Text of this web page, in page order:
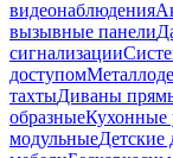
видеонаблюдения
вызывные панели
сигнализации
доступом
тахтыДиваны
образныеКухонные
модульныеДетские